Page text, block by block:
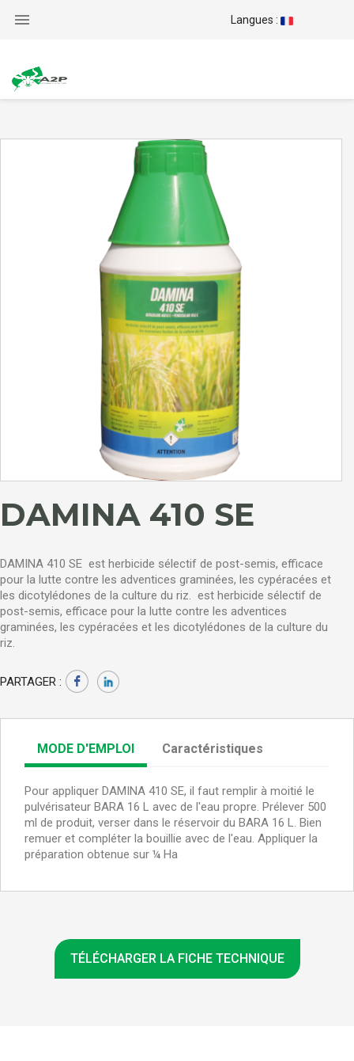
 Langues :
DAMINA 410 SE
DAMINA 410 SE est herbicide sélectif de post-semis, efficace
pour la lutte contre les adventices graminées, les cypéracées et
les dicotylédones de la culture du riz. est herbicide sélectif de
post-semis, efficace pour la lutte contre les adventices
graminées, les cypéracées et les dicotylédones de la culture du
riz.
PARTAGER :
MODE D'EMPLOI Caractéristiques
Pour appliquer DAMINA 410 SE, il faut remplir à moitié le
pulvérisateur BARA 16 L avec de l'eau propre. Prélever 500
ml de produit, verser dans le réservoir du BARA 16 L. Bien
remuer et compléter la bouillie avec de l'eau. Appliquer la
préparation obtenue sur ¼ Ha
TÉLÉCHARGER LA FICHE TECHNIQUE